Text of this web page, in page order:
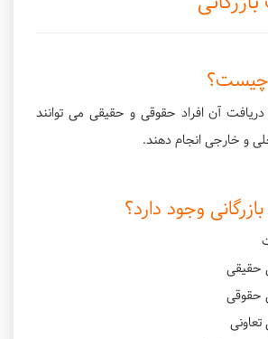
چیست؟
آن افراد حقوقی و حقیقی می توانند
و خارجی انجام دهند.
وجود دارد؟
حقیقی
حقوقی
تعاونی